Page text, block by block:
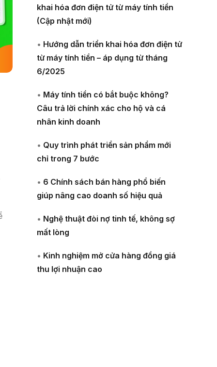
khai hóa đơn điện tử từ máy tính tiền
(Cập nhật mới)
• Hướng dẫn triển khai hóa đơn điện tử
từ máy tính tiền – áp dụng từ tháng
6/2025
• Máy tính tiền có bắt buộc không?
Câu trả lời chính xác cho hộ và cá
nhân kinh doanh
• Quy trình phát triển sản phẩm mới
chỉ trong 7 bước
• 6 Chính sách bán hàng phổ biến
giúp nâng cao doanh số hiệu quả
• Nghệ thuật đòi nợ tinh tế, không sợ
mất lòng
• Kinh nghiệm mở cửa hàng đồng giá
thu lợi nhuận cao